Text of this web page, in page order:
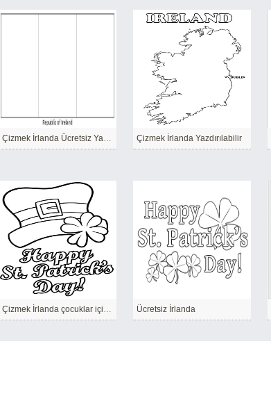
Çizmek İrlanda Ücretsiz Yazdırılabilir Çizmek İrlanda Yazdırılabilir
Çizmek İrlanda çocuklar için yazdırılabilir Ücretsiz İrlanda